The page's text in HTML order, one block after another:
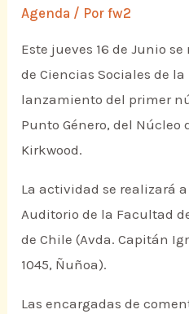
Agenda / Porfw2
Este jueves 16 de Junio
de Ciencias Sociales de
lanzamiento del primer
Punto Género, del Núcleo
Kirkwood.
La actividad se realizará a
Auditorio de la Facultad
de Chile (Avda. Capitán
1045, Ñuñoa).
Las encargadas de